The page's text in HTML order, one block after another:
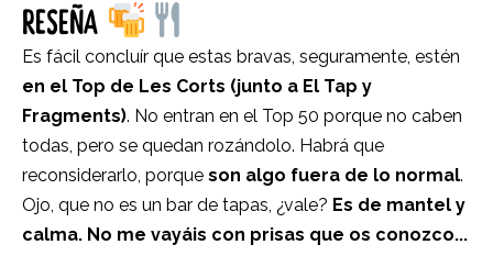
RESEÑA
Es fácil concluír que estas bravas, seguramente, estén
en el Top de Les Corts (junto a El Tap y
Fragments). No entran en el Top 50 porque no caben
todas, pero se quedan rozándolo. Habrá que
reconsiderarlo, porque son algo fuera de lo normal.
Ojo, que no es un bar de tapas, ¿vale? Es de mantel y
calma. No me vayáis con prisas que os conozco...